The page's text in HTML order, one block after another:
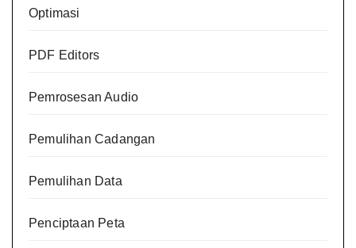
Optimasi
PDF Editors
Pemrosesan Audio
Pemulihan Cadangan
Pemulihan Data
Penciptaan Peta